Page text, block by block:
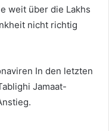
weit über die Lakhs
nicht richtig
In den letzten
Jamaat-